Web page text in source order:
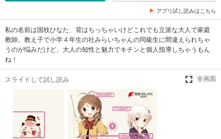
アプリ試し読みはこちら
私の名前は国枝ひなた、背はちっちゃいけどこれでも立派な大人で家庭
教師。教え子で小学４年生の社みらいちゃんの同級生に間違えられちゃ
うのが悩みだけど、大人の知性と魅力でキチンと個人指導しちゃうもん
ね！
スライドして試し読み 全画面